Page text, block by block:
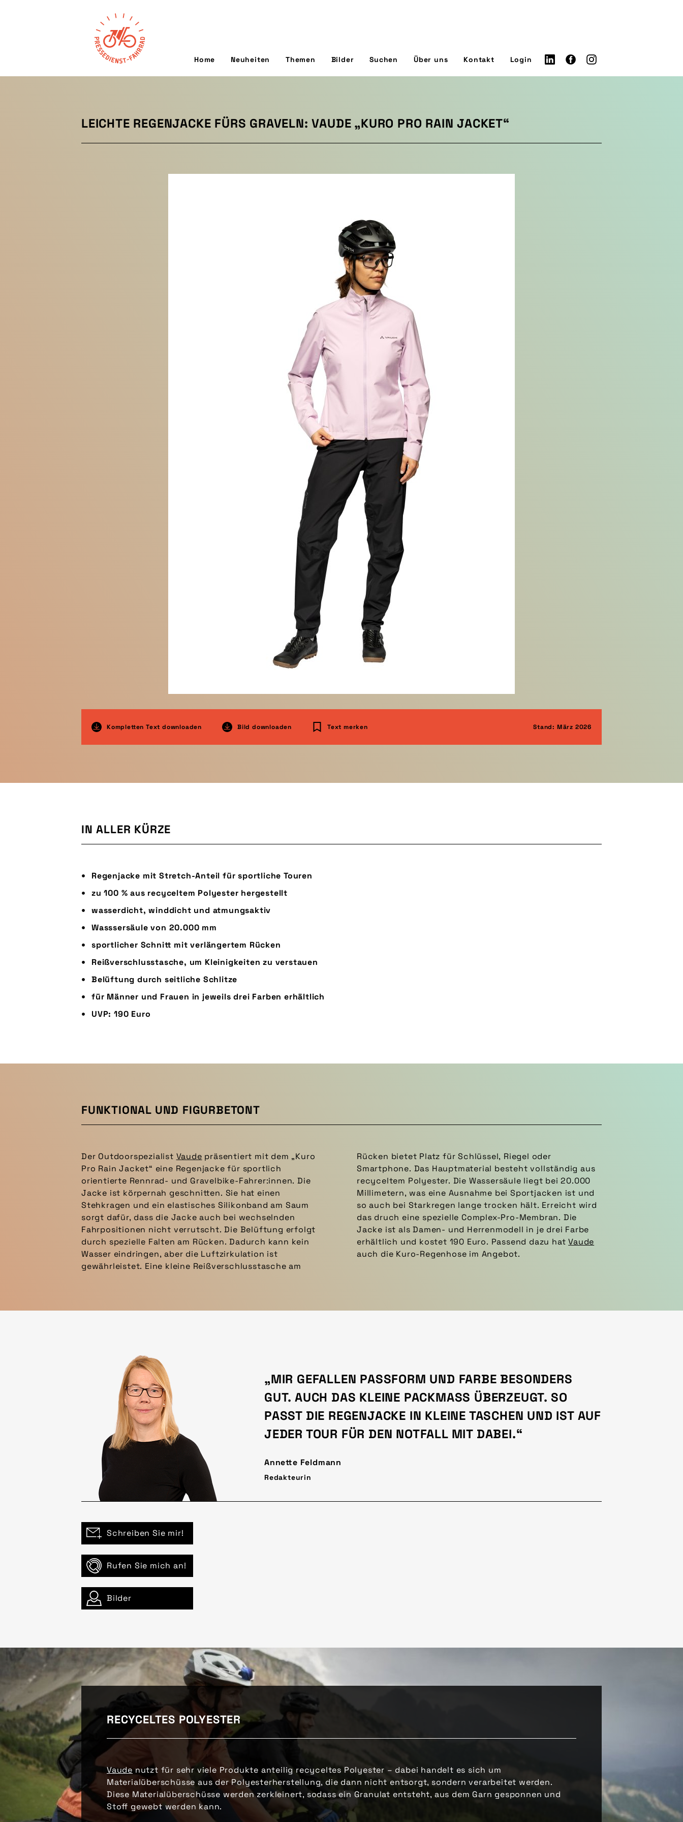
Home Neuheiten Themen Bilder Suchen Über uns Kontakt Login
LEICHTE REGENJACKE FÜRS GRAVELN: VAUDE „KURO PRO RAIN JACKET“
Kompletten Text downloaden Bild downloaden Text merken Stand: März 2026
IN ALLER KÜRZE
Regenjacke mit Stretch-Anteil für sportliche Touren
zu 100 % aus recyceltem Polyester hergestellt
wasserdicht, winddicht und atmungsaktiv
Wasssersäule von 20.000 mm
sportlicher Schnitt mit verlängertem Rücken
Reißverschlusstasche, um Kleinigkeiten zu verstauen
Belüftung durch seitliche Schlitze
für Männer und Frauen in jeweils drei Farben erhältlich
UVP: 190 Euro
FUNKTIONAL UND FIGURBETONT
Der Outdoorspezialist Vaude präsentiert mit dem „Kuro
Pro Rain Jacket“ eine Regenjacke für sportlich
orientierte Rennrad- und Gravelbike-Fahrer:innen. Die
Jacke ist körpernah geschnitten. Sie hat einen
Stehkragen und ein elastisches Silikonband am Saum
sorgt dafür, dass die Jacke auch bei wechselnden
Fahrpositionen nicht verrutscht. Die Belüftung erfolgt
durch spezielle Falten am Rücken. Dadurch kann kein
Wasser eindringen, aber die Luftzirkulation ist
gewährleistet. Eine kleine Reißverschlusstasche am
Rücken bietet Platz für Schlüssel, Riegel oder
Smartphone. Das Hauptmaterial besteht vollständig aus
recyceltem Polyester. Die Wassersäule liegt bei 20.000
Millimetern, was eine Ausnahme bei Sportjacken ist und
so auch bei Starkregen lange trocken hält. Erreicht wird
das druch eine spezielle Complex-Pro-Membran. Die
Jacke ist als Damen- und Herrenmodell in je drei Farbe
erhältlich und kostet 190 Euro. Passend dazu hatVaude
auch die Kuro-Regenhose im Angebot.
„MIR GEFALLEN PASSFORM UND FARBE BESONDERS
GUT. AUCH DAS KLEINE PACKMASS ÜBERZEUGT. SO P
ASST DIE REGENJACKE IN KLEINE TASCHEN UND IST AUF J
EDER TOUR FÜR DEN NOTFALL MIT DABEI.“
Annette Feldmann
Redakteurin
Schreiben Sie mir!
Rufen Sie mich an!
Bilder
RECYCELTES POLYESTER
Vaudenutzt für sehr viele Produkte anteilig recyceltes Polyester – dabei handelt es sich um
Materialüberschüsse aus der Polyesterherstellung, die dann nicht entsorgt, sondern verarbeitet werden.
Diese Materialüberschüsse werden zerkleinert, sodass ein Granulat entsteht, aus dem Garn gesponnen und
Stoff gewebt werden kann.